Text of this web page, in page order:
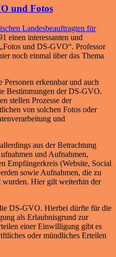
und Fotos
Landesbeauftragten für
einen interessanten und
und DS-GVO“. Professor
noch einmal über das Thema
erkennbar und auch
Bestimmungen der DS-GVO.
stellen Prozesse der
von solchen Fotos oder
und
aus der Betrachtung
und Aufnahmen,
Empfängerkreis (Website, Social
sowie Aufnahmen, die zu
wurden. Hier gilt weiterhin der
DS-GVO. Hierbei dürfte für die
als Erlaubnisgrund zur
einer Einwilligung gibt es
oder mündliches Erteilen